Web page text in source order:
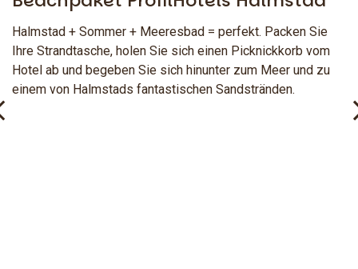
Halmstad + Sommer + Meeresbad = perfekt. Packen Sie
Ihre Strandtasche, holen Sie sich einen Picknickkorb vom
Hotel ab und begeben Sie sich hinunter zum Meer und zu
einem von Halmstads fantastischen Sandstränden.